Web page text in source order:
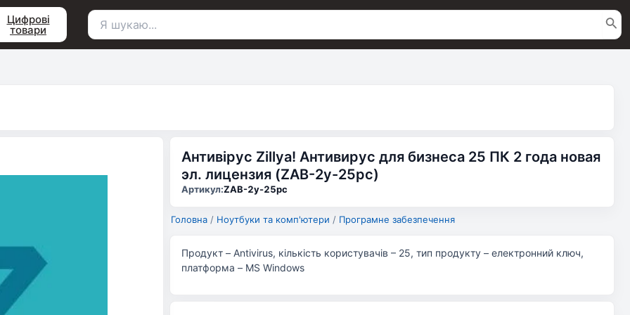
Цифрові
товари
Пошук
Антивірус Zillya! Антивирус для бизнеса 25 ПК 2 года новая
эл. лицензия (ZAB-2y-25pc)
Артикул:ZAB-2y-25pc
Головна / Ноутбуки та комп'ютери / Програмне забезпечення
Продукт – Antivirus, кількість користувачів – 25, тип продукту – електронний ключ,
платформа – MS Windows